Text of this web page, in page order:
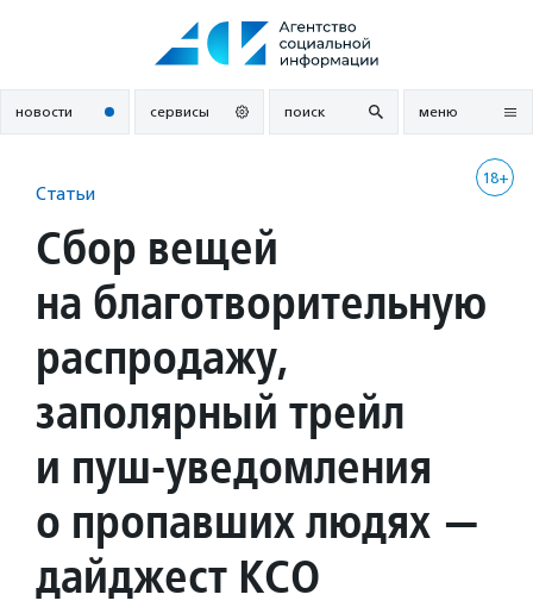
новости сервисы поиск меню
18+
Статьи
Сбор вещей
на благотворительную
распродажу,
заполярный трейл
и пуш-уведомления
о пропавших людях —
дайджест КСО